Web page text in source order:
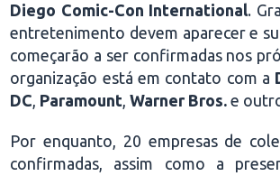
Diego Comic-Con International.
entretenimento devem aparecer e
começarão a ser confirmadas nos
organização está em contato com a
DC, Paramount,Warner Bros. e
Por enquanto, 20 empresas de
confirmadas, assim como a